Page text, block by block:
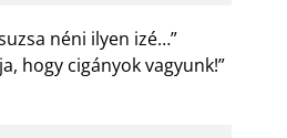
néni ilyen izé…”
hogy cigányok vagyunk!”